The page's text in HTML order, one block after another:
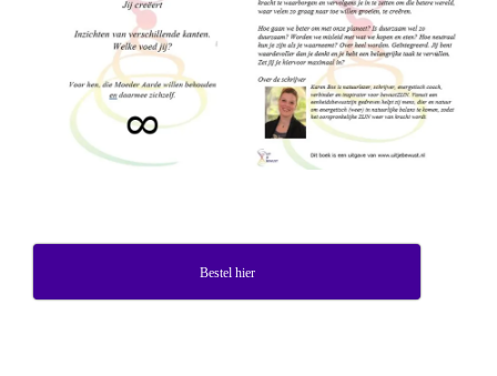
Bestel hier